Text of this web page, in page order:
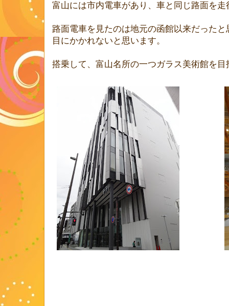
富山には市内電車があり、車と同じ路面を走
路面電車を見たのは地元の函館以来だった
目にかかれないと思います。
搭乗して、富山名所の一つガラス美術館を目